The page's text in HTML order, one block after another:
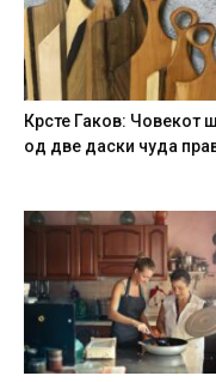
Крсте Гаков: Човекот
од две даски чуда